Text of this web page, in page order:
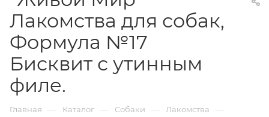
Лакомства для собак,
Формула №17
Бисквит с утинным
филе.
Главная — Каталог — Собаки — Лакомства —